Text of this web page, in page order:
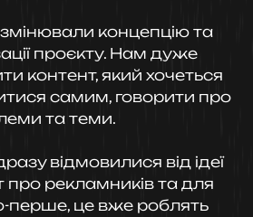
змінювали концепцію та
проєкту. Нам дуже
контент, який хочеться
самим, говорити про
та теми.
відмовилися від ідеї
про рекламників та для
перше, це вже роблять